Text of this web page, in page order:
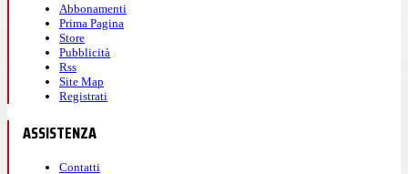
Abbonamenti
Prima Pagina
Store
Pubblicità
Rss
Site Map
Registrati
ASSISTENZA
Contatti